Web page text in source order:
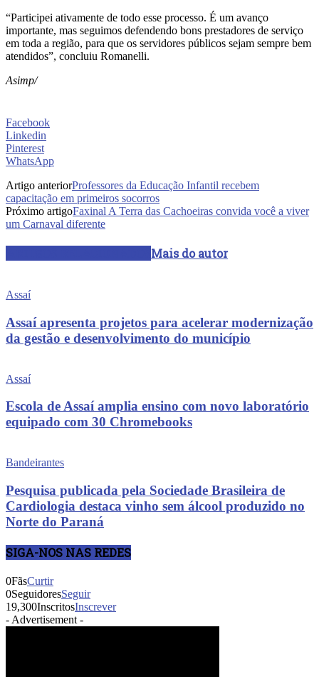
“Participei ativamente de todo esse processo. É um avanço
importante, mas seguimos defendendo bons prestadores de serviço
em toda a região, para que os servidores públicos sejam sempre bem
atendidos”, concluiu Romanelli.
Asimp/
Facebook
Linkedin
Pinterest
WhatsApp
Artigo anteriorProfessores da Educação Infantil recebem
capacitação em primeiros socorros
Próximo artigoFaxinal A Terra das Cachoeiras convida você a viver
um Carnaval diferente
Mais do autor
Assaí
Assaí apresenta projetos para acelerar modernização
da gestão e desenvolvimento do município
Assaí
Escola de Assaí amplia ensino com novo laboratório
equipado com 30 Chromebooks
Bandeirantes
Pesquisa publicada pela Sociedade Brasileira de
Cardiologia destaca vinho sem álcool produzido no
Norte do Paraná
SIGA-NOS NAS REDES
0FãsCurtir
0SeguidoresSeguir
19,300InscritosInscrever
- Advertisement -